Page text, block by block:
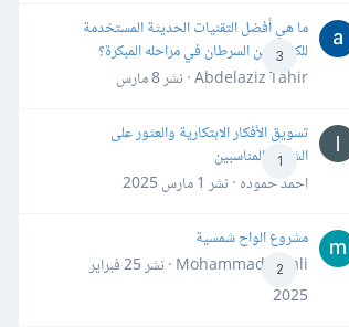
3
ما هي أفضل التقنيات الحديثة المستخدمة
للكشف عن السرطان في مراحله المبكرة؟
Abdelaziz Tahir · نشر
8 مارس
1
تسويق الأفكار الابتكارية والعثور على
الشركاء المناسبين
احمد حموده · نشر 1 مارس 2025
2
مشروع الواح شمسية
Mohammad Awali · نشر
25 فبراير
2025